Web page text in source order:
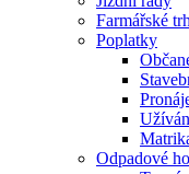
Farmářské
Poplatky
Odpadové